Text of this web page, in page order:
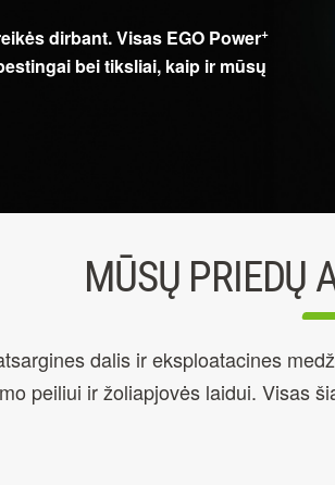
dirbant. Visas EGO Power+
bei tiksliai, kaip ir mūsų
MŪSŲ PRIEDŲ
dalis ir eksploatacines
peiliui ir žoliapjovės laidui. Visas